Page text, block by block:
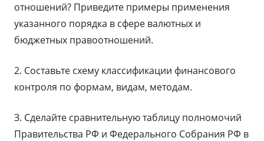
отношений? Приведите примеры применения
указанного порядка в сфере валютных и
бюджетных правоотношений.
2. Составьте схему классификации финансового
контроля по формам, видам, методам.
З. Сделайте сравнительную таблицу полномочий
Правительства РФ и Федерального Собрания РФ в